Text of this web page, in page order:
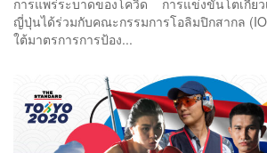
ญี่ปุ่นได้ร่วมกับคณะกรรมการโอลิมปิกสากล
ใต้มาตรการการป้อง...